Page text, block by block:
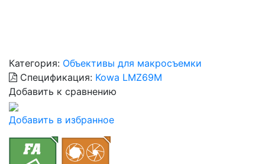
Категория: Объективы для макросъемки
Спецификация: Kowa LMZ69M
Добавить к сравнению
Добавить в избранное